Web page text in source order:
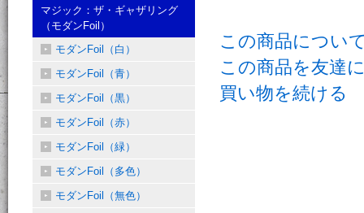
この商品につい
この商品を友達
買い物を続ける
マジック：ザ・ギャザリング
（モダンFoil）
モダンFoil（白）
モダンFoil（青）
モダンFoil（黒）
モダンFoil（赤）
モダンFoil（緑）
モダンFoil（多色）
モダンFoil（無色）